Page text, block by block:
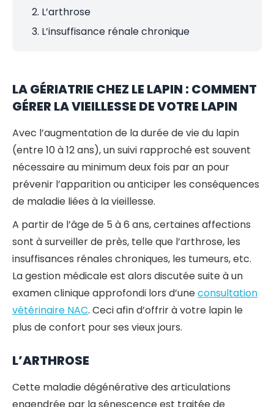
2. L’arthrose
3. L’insuffisance rénale chronique
LA GÉRIATRIE CHEZ LE LAPIN : COMMENT
GÉRER LA VIEILLESSE DE VOTRE LAPIN
Avec l’augmentation de la durée de vie du lapin
(entre 10 à 12 ans), un suivi rapproché est souvent
nécessaire au minimum deux fois par an pour
prévenir l’apparition ou anticiper les conséquences
de maladie liées à la vieillesse.
A partir de l’âge de 5 à 6 ans, certaines affections
sont à surveiller de près, telle que l’arthrose, les
insuffisances rénales chroniques, les tumeurs, etc.
La gestion médicale est alors discutée suite à un
examen clinique approfondi lors d’uneconsultation
vétérinaire NAC. Ceci afin d’offrir à votre lapin le
plus de confort pour ses vieux jours.
L’ARTHROSE
Cette maladie dégénérative des articulations